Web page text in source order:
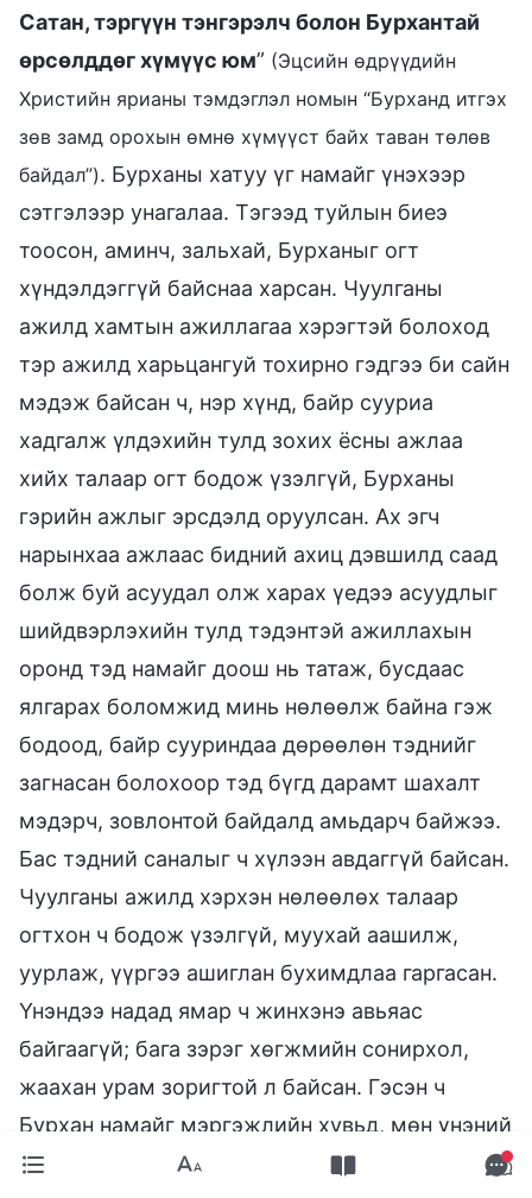
Сатан, тэргүүн тэнгэрэлч болон Бурхантай
өрсөлддөг хүмүүс юм” (Эцсийн өдрүүдийн
Христийн ярианы тэмдэглэл номын “Бурханд итгэх
зөв замд орохын өмнө хүмүүст байх таван төлөв
байдал”). Бурханы хатуу үг намайг үнэхээр
сэтгэлээр унагалаа. Тэгээд туйлын биеэ
тоосон, аминч, зальхай, Бурханыг огт
хүндэлдэггүй байснаа харсан. Чуулганы
ажилд хамтын ажиллагаа хэрэгтэй болоход
тэр ажилд харьцангуй тохирно гэдгээ би сайн
мэдэж байсан ч, нэр хүнд, байр сууриа
хадгалж үлдэхийн тулд зохих ёсны ажлаа
хийх талаар огт бодож үзэлгүй, Бурханы
гэрийн ажлыг эрсдэлд оруулсан. Ах эгч
нарынхаа ажлаас бидний ахиц дэвшилд саад
болж буй асуудал олж харах үедээ асуудлыг
шийдвэрлэхийн тулд тэдэнтэй ажиллахын
оронд тэд намайг доош нь татаж, бусдаас
ялгарах боломжид минь нөлөөлж байна гэж
бодоод, байр сууриндаа дөрөөлөн тэднийг
загнасан болохоор тэд бүгд дарамт шахалт
мэдэрч, зовлонтой байдалд амьдарч байжээ.
Бас тэдний саналыг ч хүлээн авдаггүй байсан.
Чуулганы ажилд хэрхэн нөлөөлөх талаар
огтхон ч бодож үзэлгүй, муухай аашилж,
уурлаж, үүргээ ашиглан бухимдлаа гаргасан.
Үнэндээ надад ямар ч жинхэнэ авьяас
байгаагүй; бага зэрэг хөгжмийн сонирхол,
жаахан урам зоригтой л байсан. Гэсэн ч
Бурхан намайг мэргэжлийн хувьд, мөн үнэний
эрэл хайгуулдаа ахиц дэвшил гаргаасай гээд